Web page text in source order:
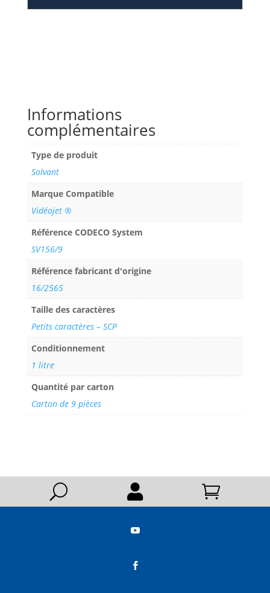
Informations
complémentaires
Type de produit
Solvant
Marque Compatible
Vidéojet ®
Référence CODECO System
SV156/9
Référence fabricant d'origine
16/2565
Taille des caractères
Petits caractères – SCP
Conditionnement
1 litre
Quantité par carton
Carton de 9 pièces
U  

